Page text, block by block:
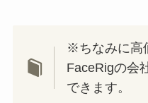
※ちなみに高
FaceRigの会
できます。